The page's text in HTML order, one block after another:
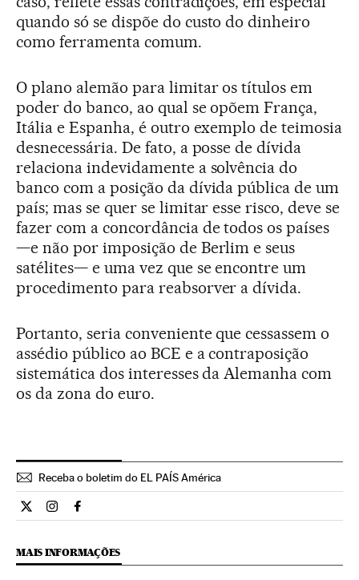
quando só se dispõe do custo do dinheiro
como ferramenta comum.
O plano alemão para limitar os títulos em
poder do banco, ao qual se opõem França,
Itália e Espanha, é outro exemplo de teimosia
desnecessária. De fato, a posse de dívida
relaciona indevidamente a solvência do
banco com a posição da dívida pública de um
país; mas se quer se limitar esse risco, deve se
fazer com a concordância de todos os países
—e não por imposição de Berlim e seus
satélites— e uma vez que se encontre um
procedimento para reabsorver a dívida.
Portanto, seria conveniente que cessassem o
assédio público ao BCE e a contraposição
sistemática dos interesses da Alemanha com
os da zona do euro.
Receba o boletim do EL PAÍS América
Opiniao El País Brasil en Twitter
Opiniao El País Brasil en Instagram
Opiniao El País Brasil en Facebook
MAIS INFORMAÇÕES